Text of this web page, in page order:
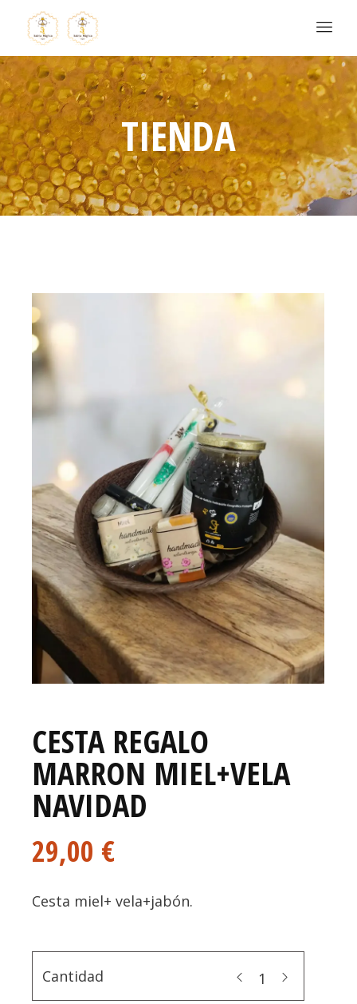
TIENDA
CESTA REGALO
MARRON MIEL+VELA
NAVIDAD
29,00 €
Cesta miel+ vela+jabón.
Cantidad